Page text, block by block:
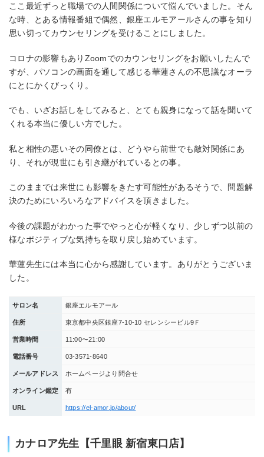
ここ最近ずっと職場での人間関係について悩んでいました。そん
な時、とある情報番組で偶然、銀座エルモアールさんの事を知り
思い切ってカウンセリングを受けることにしました。
コロナの影響もありZoomでのカウンセリングをお願いしたんで
すが、パソコンの画面を通して感じる華蓮さんの不思議なオーラ
にとにかくびっくり。
でも、いざお話しをしてみると、とても親身になって話を聞いて
くれる本当に優しい方でした。
私と相性の悪いその同僚とは、どうやら前世でも敵対関係にあ
り、それが現世にも引き継がれているとの事。
このままでは来世にも影響をきたす可能性があるそうで、問題解
決のためにいろいろなアドバイスを頂きました。
今後の課題がわかった事でやっと心が軽くなり、少しずつ以前の
様なポジティブな気持ちを取り戻し始めています。
華蓮先生には本当に心から感謝しています。ありがとうございま
した。
サロン名 銀座エルモアール
住所 東京都中央区銀座7-10-10 セレンシービル9Ｆ
営業時間 11:00〜21:00
電話番号 03-3571-8640
メールアドレス ホームページより問合せ
オンライン鑑定 有
URL https://el-amor.jp/about/
カナロア先生【千里眼 新宿東口店】